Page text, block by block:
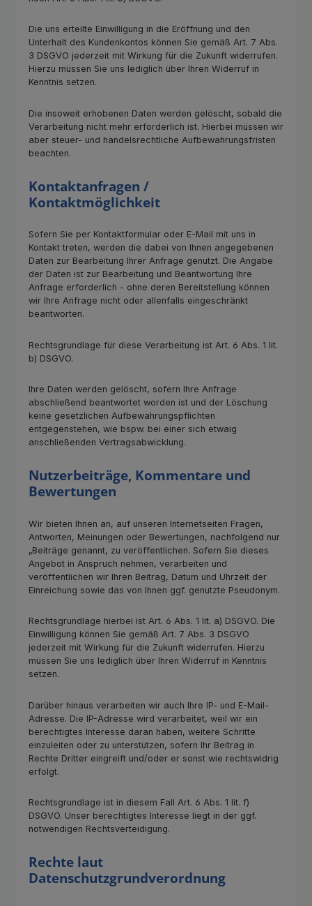
Die uns erteilte Einwilligung in die Eröffnung und den
Unterhalt des Kundenkontos können Sie gemäß Art. 7 Abs.
3 DSGVO jederzeit mit Wirkung für die Zukunft widerrufen.
Hierzu müssen Sie uns lediglich über Ihren Widerruf in
Kenntnis setzen.
Die insoweit erhobenen Daten werden gelöscht, sobald die
Verarbeitung nicht mehr erforderlich ist. Hierbei müssen wir
aber steuer- und handelsrechtliche Aufbewahrungsfristen
beachten.
Kontaktanfragen /
Kontaktmöglichkeit
Sofern Sie per Kontaktformular oder E-Mail mit uns in
Kontakt treten, werden die dabei von Ihnen angegebenen
Daten zur Bearbeitung Ihrer Anfrage genutzt. Die Angabe
der Daten ist zur Bearbeitung und Beantwortung Ihre
Anfrage erforderlich - ohne deren Bereitstellung können
wir Ihre Anfrage nicht oder allenfalls eingeschränkt
beantworten.
Rechtsgrundlage für diese Verarbeitung ist Art. 6 Abs. 1 lit.
b) DSGVO.
Ihre Daten werden gelöscht, sofern Ihre Anfrage
abschließend beantwortet worden ist und der Löschung
keine gesetzlichen Aufbewahrungspflichten
entgegenstehen, wie bspw. bei einer sich etwaig
anschließenden Vertragsabwicklung.
Nutzerbeiträge, Kommentare und
Bewertungen
Wir bieten Ihnen an, auf unseren Internetseiten Fragen,
Antworten, Meinungen oder Bewertungen, nachfolgend nur
„Beiträge genannt, zu veröffentlichen. Sofern Sie dieses
Angebot in Anspruch nehmen, verarbeiten und
veröffentlichen wir Ihren Beitrag, Datum und Uhrzeit der
Einreichung sowie das von Ihnen ggf. genutzte Pseudonym.
Rechtsgrundlage hierbei ist Art. 6 Abs. 1 lit. a) DSGVO. Die
Einwilligung können Sie gemäß Art. 7 Abs. 3 DSGVO
jederzeit mit Wirkung für die Zukunft widerrufen. Hierzu
müssen Sie uns lediglich über Ihren Widerruf in Kenntnis
setzen.
Darüber hinaus verarbeiten wir auch Ihre IP- und E-Mail-
Adresse. Die IP-Adresse wird verarbeitet, weil wir ein
berechtigtes Interesse daran haben, weitere Schritte
einzuleiten oder zu unterstützen, sofern Ihr Beitrag in
Rechte Dritter eingreift und/oder er sonst wie rechtswidrig
erfolgt.
Rechtsgrundlage ist in diesem Fall Art. 6 Abs. 1 lit. f)
DSGVO. Unser berechtigtes Interesse liegt in der ggf.
notwendigen Rechtsverteidigung.
Rechte laut
Datenschutzgrundverordnung